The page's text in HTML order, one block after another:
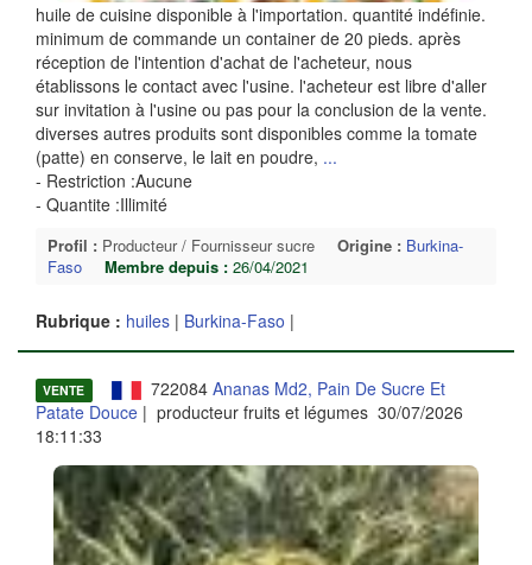
huile de cuisine disponible à l'importation. quantité indéfinie.
minimum de commande un container de 20 pieds. après
réception de l'intention d'achat de l'acheteur, nous
établissons le contact avec l'usine. l'acheteur est libre d'aller
sur invitation à l'usine ou pas pour la conclusion de la vente.
diverses autres produits sont disponibles comme la tomate
(patte) en conserve, le lait en poudre, ...
- Restriction :Aucune
- Quantite :Illimité
Profil : Producteur / Fournisseur sucre Origine : Burkina-
Faso
Membre depuis : 26/04/2021
Rubrique : huiles | Burkina-Faso |
VENTE 722084 Ananas Md2, Pain De Sucre Et
Patate Douce | producteur fruits et légumes 30/07/2026
18:11:33